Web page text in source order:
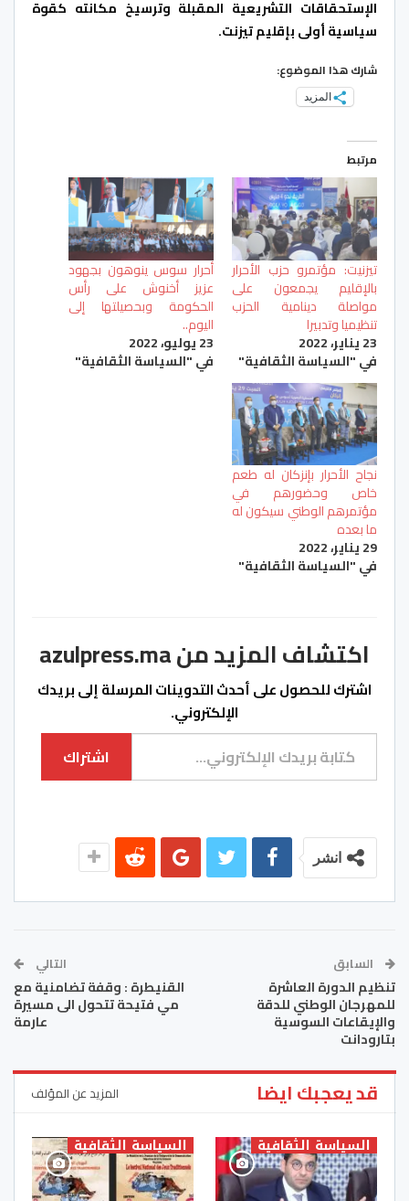
الإستحقاقات التشريعية المقبلة وترسيخ مكانته كقوة
سياسية أولى بإقليم تيزنت.
شارك هذا الموضوع:
المزيد
مرتبط
تيزنيت: مؤتمرو حزب الأحرار
بالإقليم يجمعون على
مواصلة دينامية الحزب
تنظيميا وتدبيرا
23 يناير، 2022
في "السياسة الثقافية"
أحرار سوس ينوهون بجهود
عزيز أخنوش على رأس
الحكومة وبحصيلتها إلى
اليوم..
23 يوليو، 2022
في "السياسة الثقافية"
نجاح الأحرار بإنزكان له طعم
خاص وحضورهم في
مؤتمرهم الوطني سيكون له
ما بعده
29 يناير، 2022
في "السياسة الثقافية"
اكتشاف المزيد من azulpress.ma
اشترك للحصول على أحدث التدوينات المرسلة إلى بريدك
الإلكتروني.
كتابة بريدك الإلكتروني...
اشتراك
انشر
السابق
تنظيم الدورة العاشرة
للمهرجان الوطني للدقة
والإيقاعات السوسية
بتارودانت
التالي
القنيطرة : وقفة تضامنية مع
مي فتيحة تتحول الى مسيرة
عارمة
قد يعجبك ايضا المزيد عن المؤلف
السياسة الثقافية السياسة الثقافية